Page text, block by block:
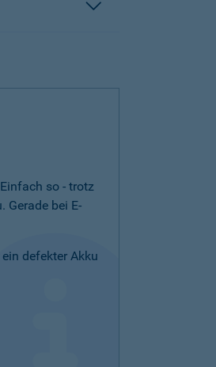
so - trotz
Gerade bei E-
defekter Akku